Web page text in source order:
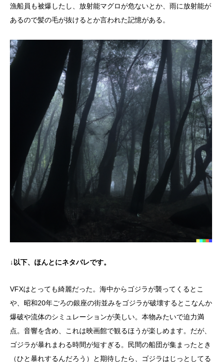
漁船員も被爆したし、放射能マグロが危ないとか、雨に放射能が
あるので髪の毛が抜けるとか言われた記憶がある。
↓以下、ほんとにネタバレです。
VFXはとっても綺麗だった。海中からゴジラが襲ってくるとこ
や、昭和20年ごろの銀座の街並みをゴジラが破壊するとこなんか
爆破や流体のシミュレーションが美しい。本物みたいで迫力満
点。音響を含め、これは映画館で観るほうが楽しめます。だが、
ゴジラが暴れまわる時間が短すぎる。民間の船団が集まったとき
（ひと暴れするんだろう）と期待したら、ゴジラはじっとしてる